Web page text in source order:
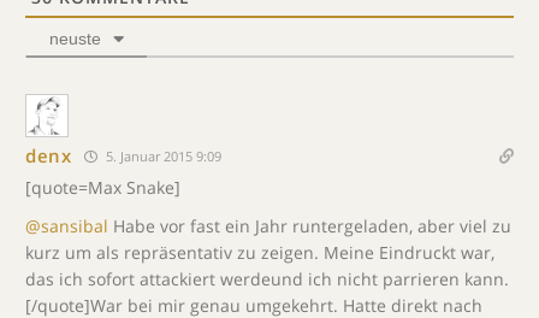
neuste
denx 5. Januar 2015 9:09
[quote=Max Snake]
@sansibal Habe vor fast ein Jahr runtergeladen, aber viel zu
kurz um als repräsentativ zu zeigen. Meine Eindruckt war,
das ich sofort attackiert werdeund ich nicht parrieren kann.
[/quote]War bei mir genau umgekehrt. Hatte direkt nach